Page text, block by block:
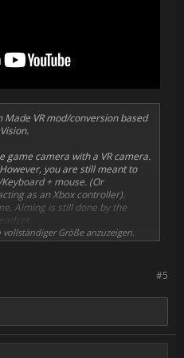
Made VR mod/conversion based
game camera with a VR camera.
you are still meant to
+ mouse. (Or
as an Xbox controller).
Aiming is still done by the
Resolution of 3416x3416
all effects enabled.
Größe anzuzeigen.
#5